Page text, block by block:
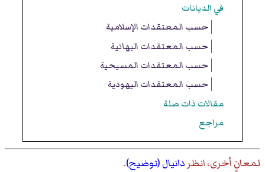
في الديانات
حسب المعتقدات الإسلامية
حسب المعتقدات البهائية
حسب المعتقدات المسيحية
حسب المعتقدات اليهودية
مقالات ذات صلة
مراجع
لمعانٍ أخرى، انظر دانيال (توضيح).